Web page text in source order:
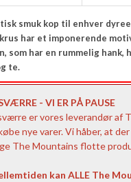
smuk kop til enhver
har et imponerende
som har en rummelig
te.
- VI ER PÅ PAUSE
er vores leverandør af
nye varer. Vi håber, at
The Mountains flotte
kan ALLE The